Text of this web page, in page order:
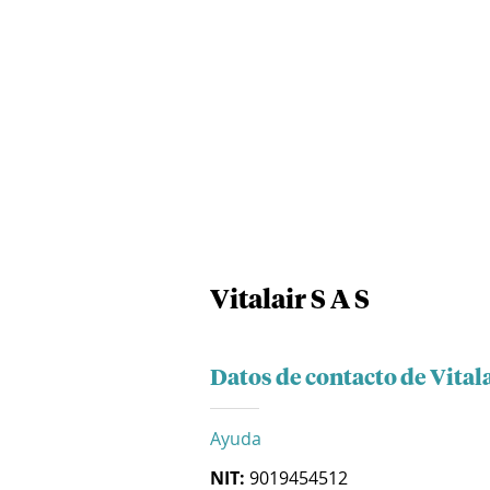
Vitalair S A S
Datos de contacto de
Ayuda
NIT: 9019454512